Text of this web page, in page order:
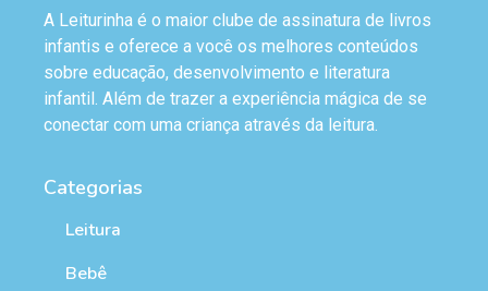
A Leiturinha é o maior clube de assinatura de livros
infantis e oferece a você os melhores conteúdos
sobre educação, desenvolvimento e literatura
infantil. Além de trazer a experiência mágica de se
conectar com uma criança através da leitura.
Categorias
Leitura
Bebê